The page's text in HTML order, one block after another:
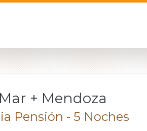
+ Mendoza
Pensión - 5 Noches